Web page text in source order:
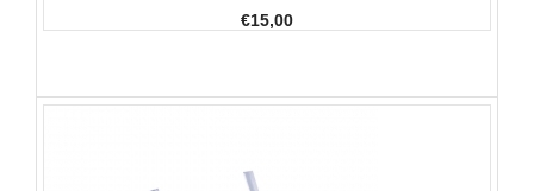
€15,00